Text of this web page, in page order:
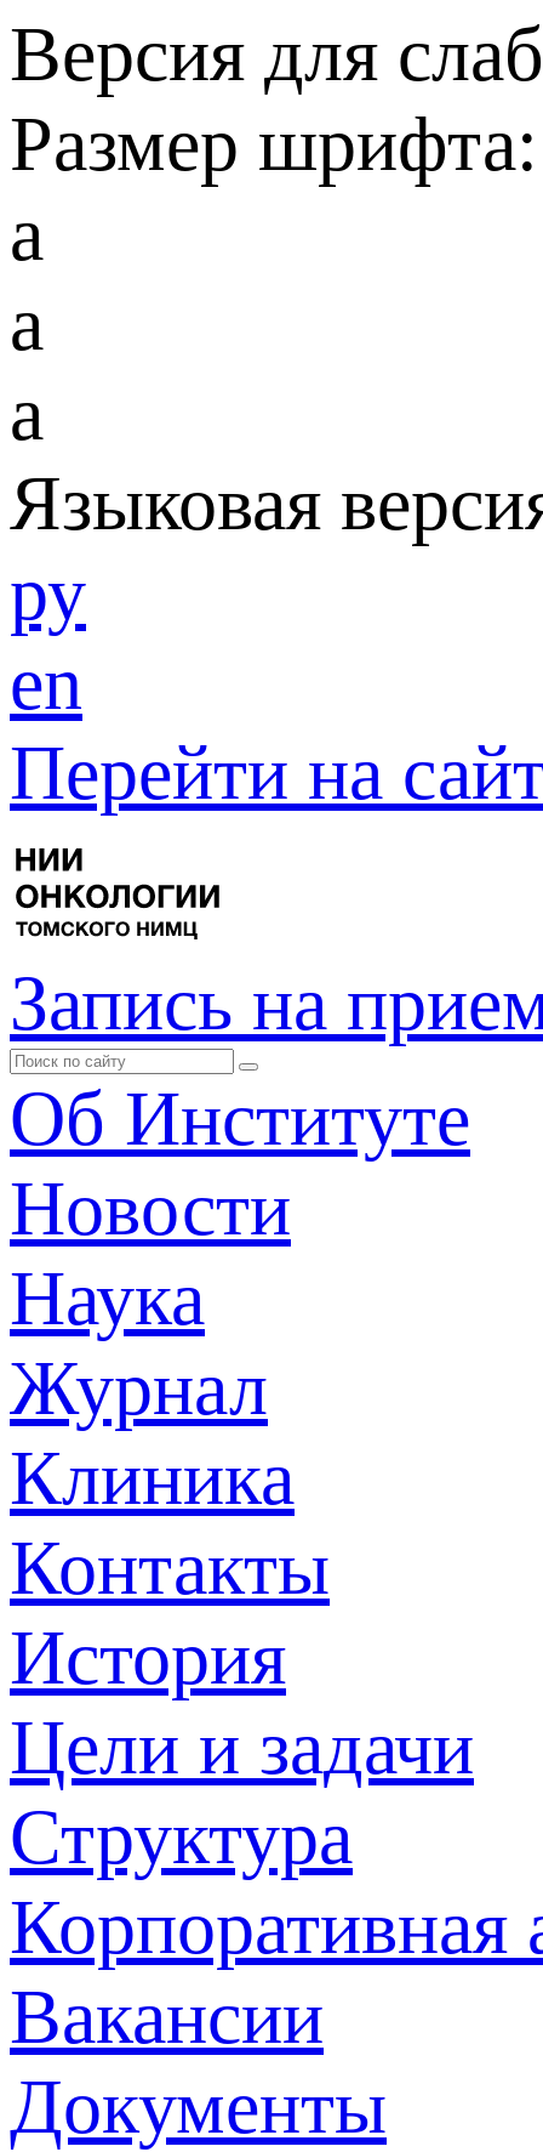
Версия для
Размер шрифта:
a
a
a
Языковая
ру
en
Перейти на
Запись на
Об Институте
Новости
Наука
Журнал
Клиника
Контакты
История
Цели и задачи
Структура
Корпоративная
Вакансии
Документы